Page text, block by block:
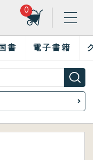
0
書 電子書籍